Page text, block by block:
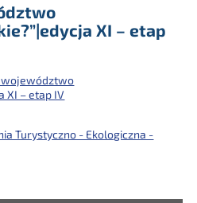
XI – etap
województwo
XI – etap IV
Turystyczno - Ekologiczna -